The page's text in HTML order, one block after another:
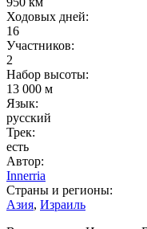
Ходовых дней:
16
Участников:
2
Набор высоты:
13 000 м
Язык:
русский
Трек:
есть
Автор:
Innerria
Страны и регионы:
Азия, Израиль